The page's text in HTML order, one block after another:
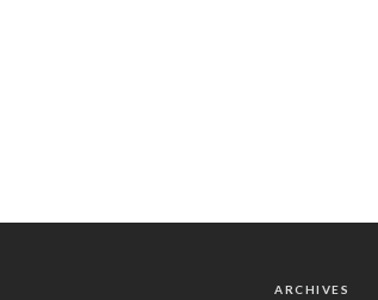
ARCHIVES